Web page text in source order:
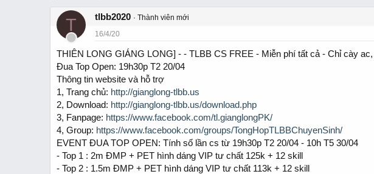
r
a
d
s
t
a
r
t
e
r
a
t
d
a
t
e
ợ
e
m
T tlbb2020
Thành viên mới
16/4/20
THIÊN LONG GIÁNG LONG] - - TLBB CS FREE - Miễn phí tất cả - Chỉ cày
Đua Top Open: 19h30p T2 20/04
Thông tin website và hỗ trợ
1, Trang chủ: http://gianglong-tlbb.us
2, Download: http://gianglong-tlbb.us/download.php
3, Fanpage: https://www.facebook.com/tl.gianglongPK/
4, Group: https://www.facebook.com/groups/TongHopTLBBChuyenSinh/
EVENT ĐUA TOP OPEN: Tính số lần cs từ 19h30p T2 20/04 - 10h T5 30/04
- Top 1 : 2m ĐMP + PET hình dáng VIP tư chất 125k + 12 skill
- Top 2 : 1.5m ĐMP + PET hình dáng VIP tư chất 113k + 12 skill